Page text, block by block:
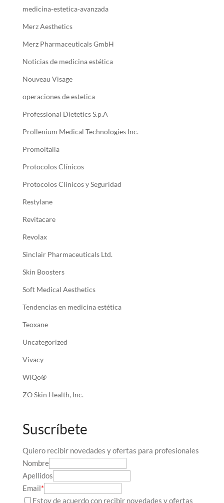
medicina-estetica-avanzada
Merz Aesthetics
Merz Pharmaceuticals GmbH
Noticias de medicina estética
Nouveau Visage
operaciones de estetica
Professional Dietetics S.p.A
Prollenium Medical Technologies Inc.
Promoitalia
Protocolos Clínicos
Protocolos Clínicos y Seguridad
Restylane
Revitacare
Revolax
Sinclair Pharmaceuticals Ltd.
Skin Boosters
Soft Medical Aesthetics
Tendencias en medicina estética
Teoxane
Uncategorized
Vivacy
WiQo®
ZO Skin Health, Inc.
Suscríbete
Quiero recibir novedades y ofertas para profesionales
Nombre
Apellidos
Email*
Estoy de acuerdo con recibir novedades y ofertas